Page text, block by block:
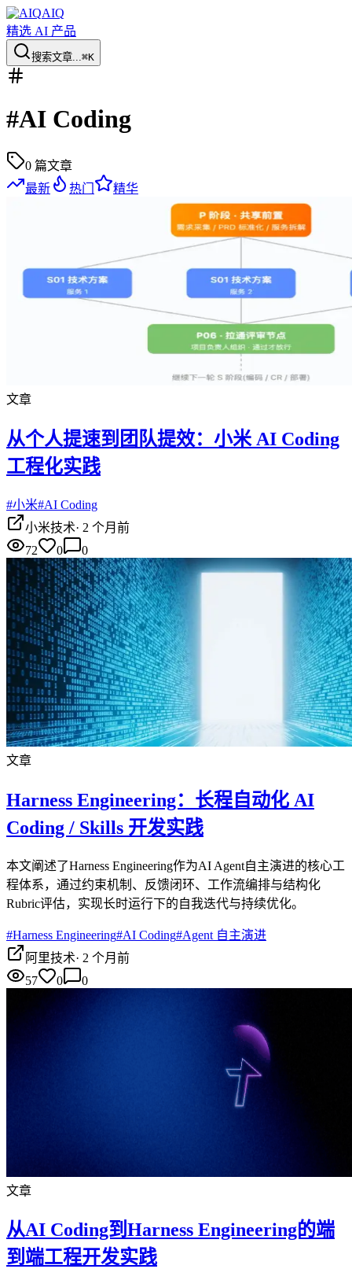
AIQ
精选 AI 产品
搜索文章...⌘K
#AI Coding
0 篇文章
最新
热门 精华
文章
从个人提速到团队提效：小米 AI Coding
工程化实践
#小米#AI Coding
小米技术· 2 个月前
72
0 0
文章
Harness Engineering：长程自动化 AI
Coding / Skills 开发实践
本文阐述了Harness Engineering作为AI Agent自主演进的核心工
程体系，通过约束机制、反馈闭环、工作流编排与结构化
Rubric评估，实现长时运行下的自我迭代与持续优化。
#Harness Engineering#AI Coding#Agent 自主演进
阿里技术· 2 个月前
57
0 0
文章
从AI Coding到Harness Engineering的端
到端工程开发实践